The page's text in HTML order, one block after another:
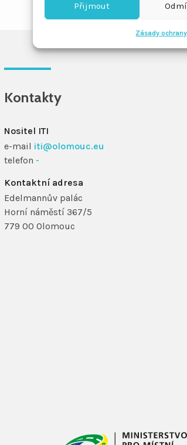
Přijmout
Zásady
Kontakty
Nositel ITI
e-mail iti@olomouc.eu
telefon -
Kontaktní adresa
Edelmannův palác
Horní náměstí 367/5
779 00 Olomouc